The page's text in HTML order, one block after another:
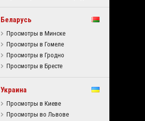
Беларусь
Просмотры в Минске
Просмотры в Гомеле
Просмотры в Гродно
Просмотры в Бресте
Украина
Просмотры в Киеве
Просмотры во Львове